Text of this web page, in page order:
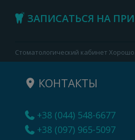
ЗАПИСАТЬСЯ НА
Стоматологический кабинет Хорошо.
КОНТАКТЫ
+38 (044) 548-6677
+38 (097) 965-5097